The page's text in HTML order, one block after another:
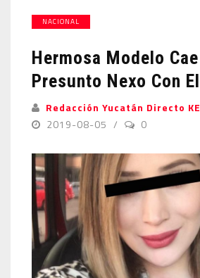
NACIONAL
Hermosa Modelo
Presunto Nexo Con
Redacción Yucatán Directo KE
2019-08-05
0